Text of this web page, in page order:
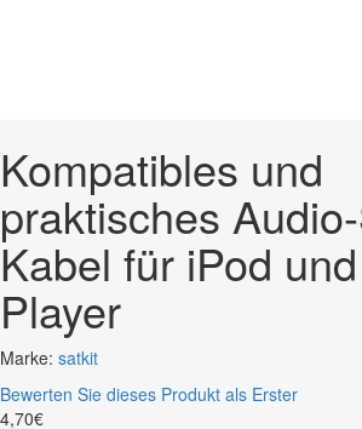
Kompatibles und
praktisches
Kabel für iPod
Player
Marke: satkit
Bewerten Sie dieses Produkt als Erster
4,70€